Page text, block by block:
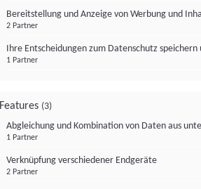
Bereitstellung und Anzeige von Werbung und
2 Partner
Ihre Entscheidungen zum Datenschutz
1 Partner
Features (3)
Abgleichung und Kombination von Daten aus
1 Partner
Verknüpfung verschiedener Endgeräte
2 Partner